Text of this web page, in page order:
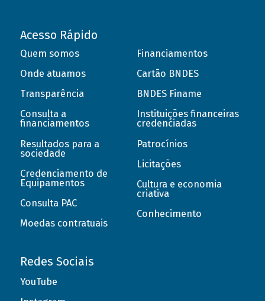
Acesso Rápido
Quem somos
Onde atuamos
Transparência
Consulta a
financiamentos
Resultados para a
sociedade
Credenciamento de
Equipamentos
Consulta PAC
Moedas contratuais
Financiamentos
Cartão BNDES
BNDES Finame
Instituições financeiras
credenciadas
Patrocínios
Licitações
Cultura e economia
criativa
Conhecimento
Redes Sociais
YouTube